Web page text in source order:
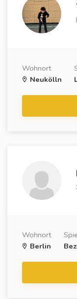
Wohnort
Neukölln
Wohnort
Berlin